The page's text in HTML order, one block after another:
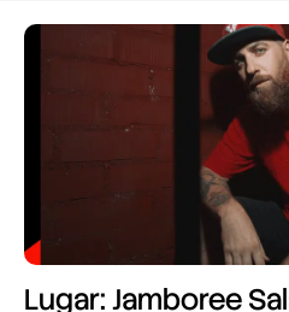
Lugar: Jamboree